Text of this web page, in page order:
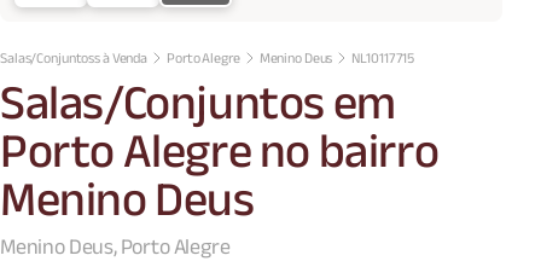
Salas/Conjuntoss à Venda Porto Alegre Menino Deus NL10117715
Salas/Conjuntos em
Porto Alegre no bairro
Menino Deus
Menino Deus, Porto Alegre